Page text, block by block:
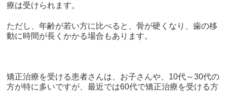
療は受けられます。
ただし、年齢が若い方に比べると、骨が硬くなり、歯の移
動に時間が長くかかる場合もあります。
矯正治療を受ける患者さんは、お子さんや、 10代～30代の
方が特に多いですが、最近では60代で矯正治療を受ける方